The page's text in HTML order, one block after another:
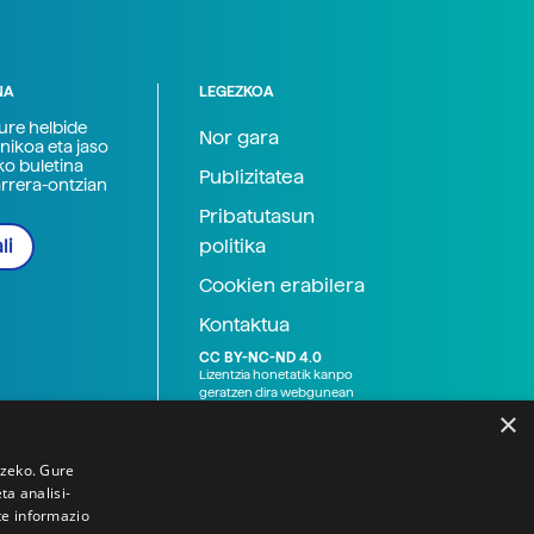
helbide
eta jaso
buletina
ontzian
LEGEZKOA
Nor gara
Publizitatea
Pribatutasun
politika
Cookien erabilera
Kontaktua
CC BY-NC-ND 4.0
Lizentzia honetatik kanpo
geratzen dira webgunean
×
Gure
analisi-
informazio